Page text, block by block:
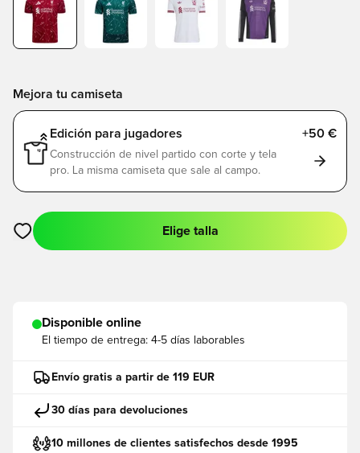
Mejora tu camiseta
Edición para jugadores +50 €
Construcción de nivel partido con corte y tela
pro. La misma camiseta que sale al campo.
Abre un modal para iniciar sesión o registrarse como miembro
Elige talla
Disponible online
El tiempo de entrega: 4-5 días laborables
Envío gratis a partir de 119 EUR
30 días para devoluciones
10 millones de clientes satisfechos desde 1995